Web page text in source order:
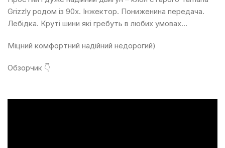
Grizzly родом із 90х. Інжектор. Пониженина передача.
Лебідка. Круті шини які гребуть в любих умовах…
Міцний комфортний надійний недорогий)
Обзорчик 👇